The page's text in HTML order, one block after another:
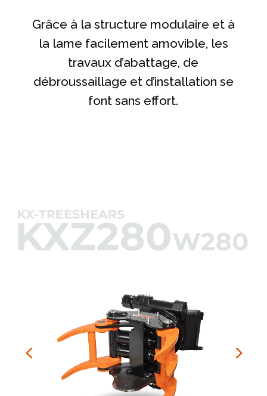
Grâce à la structure modulaire et à
la lame facilement amovible, les
travaux d’abattage, de
débroussaillage et d’installation se
font sans effort.